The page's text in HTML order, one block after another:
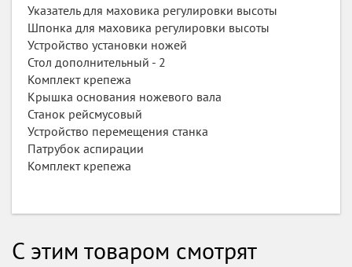
Указатель для маховика регулировки высоты
Шпонка для маховика регулировки высоты
Устройство установки ножей
Стол дополнительный - 2
Комплект крепежа
Крышка основания ножевого вала
Станок рейсмусовый
Устройство перемещения станка
Патрубок аспирации
Комплект крепежа
С этим товаром смотрят